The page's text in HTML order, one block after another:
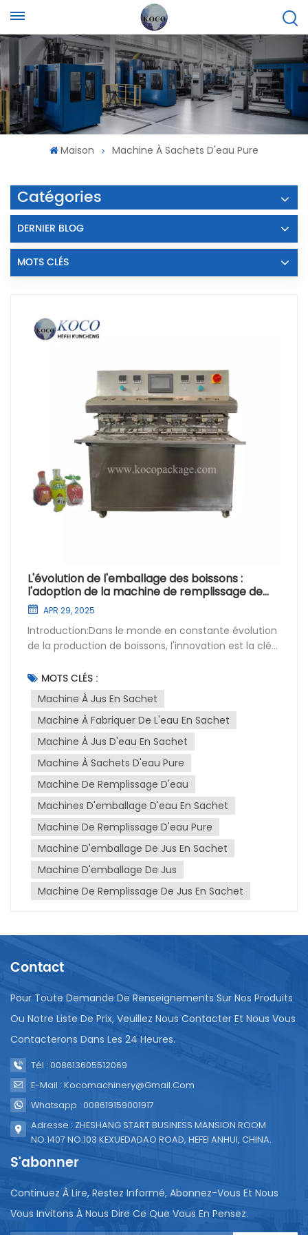
Maison Machine À Sachets D'eau Pure
Catégories
DERNIER BLOG
MOTS CLÉS
L'évolution de l'emballage des boissons :
l'adoption de la machine de remplissage de
sacs semi-automatique
APR 29, 2025
Introduction:Dans le monde en constante évolution
de la production de boissons, l'innovation est la clé
en matière de commodité, de sécurité et de
durabilité. machine de remplissage de sacs semi-
automatique a révolutionné le secteur en
proposant une solution polyvalente et efficace pour
le conditionnement de divers liquides. Cet article de
blog explore l'univers des ensacheuses et leur
impact sur la production d'eau, de jus et d'autres
boissons.Machines de remplissage de sacs :La
demande de boissons portables et pratiques a
favorisé la popularité des ensacheuses. Conçues
pour remplir et sceller les sachets avec précision,
ces machines garantissent aux consommateurs un
produit homogène et sûr. L'ensacheuse semi-
automatique, en particulier, est devenue un
plébiscité par les PME grâce à son équilibre entre
automatisation et contrôle manuel.Remplissage de
automatique ne se limite pas à un seul type de
pour les machines de remplissage d'eau et de jus,
produisant une gamme variée de produits liquides.
facilement d'un type de boisson à l'autre sans avoir
recours à plusieurs machines, économisant ainsi de
:Pour de nombreuses entreprises, la décision
d'investir dans de nouvelles machines est une
question de coût. La remplisseuse de sacs semi-
compromis sur l'efficacité. Son prix plus abordable
la rend accessible à un plus large éventail
d'entreprises, tandis que ses performances lui
de production modernes.Fonctionnement convivial
:Cette ensacheuse semi-automatique est conçue
pour l'utilisateur. Son fonctionnement est
MOTS CLÉS :
Machine À Jus En Sachet
Machine À Fabriquer De L'eau En Sachet
Machine À Jus D'eau En Sachet
Machine À Sachets D'eau Pure
Machine De Remplissage D'eau
Machines D'emballage D'eau En Sachet
Machine De Remplissage D'eau Pure
Machine D'emballage De Jus En Sachet
Machine D'emballage De Jus
Machine De Remplissage De Jus En Sachet
Contact
Pour Toute Demande De Renseignements Sur Nos Produits
Ou Notre Liste De Prix, Veuillez Nous Contacter Et Nous Vous
Contacterons Dans Les 24 Heures.
Tél : 008613605512069
E-Mail : Kocomachinery@gmail.com
Whatsapp : 008619159001917
Adresse : ZHESHANG START BUSINESS MANSION ROOM
NO.1407 NO.103 KEXUEDADAO ROAD, HEFEI ANHUI, CHINA.
S'abonner
Continuez À Lire, Restez Informé, Abonnez-Vous Et Nous
Vous Invitons À Nous Dire Ce Que Vous En Pensez.